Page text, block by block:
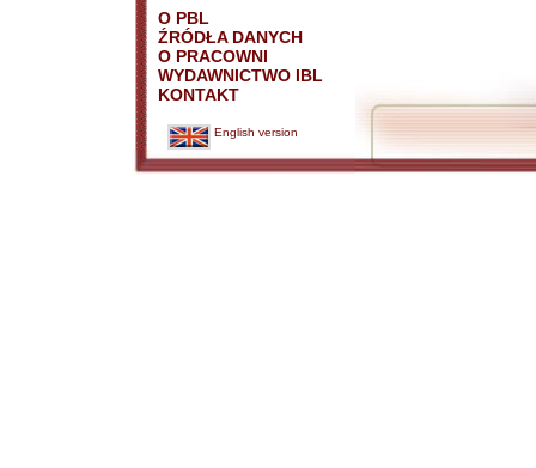
O PBL
ŹRÓDŁA DANYCH
O PRACOWNI
WYDAWNICTWO IBL
KONTAKT
English version